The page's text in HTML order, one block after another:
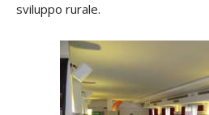
sviluppo rurale.